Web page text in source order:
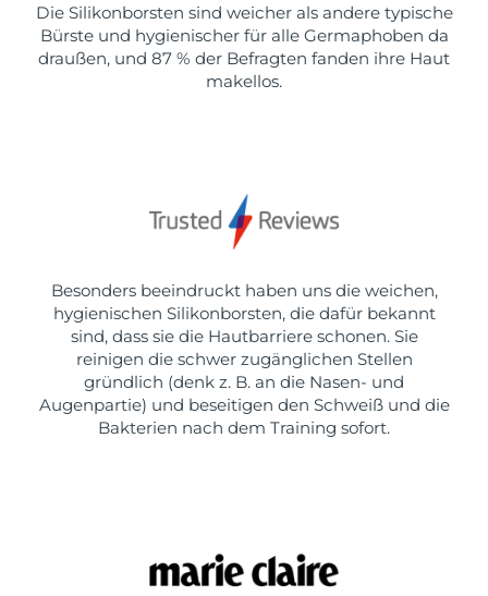
Die Silikonborsten sind weicher als andere typische
Bürste und hygienischer für alle Germaphoben da
draußen, und 87 % der Befragten fanden ihre Haut
makellos.
Besonders beeindruckt haben uns die weichen,
hygienischen Silikonborsten, die dafür bekannt
sind, dass sie die Hautbarriere schonen. Sie
reinigen die schwer zugänglichen Stellen
gründlich (denk z. B. an die Nasen- und
Augenpartie) und beseitigen den Schweiß und die
Bakterien nach dem Training sofort.